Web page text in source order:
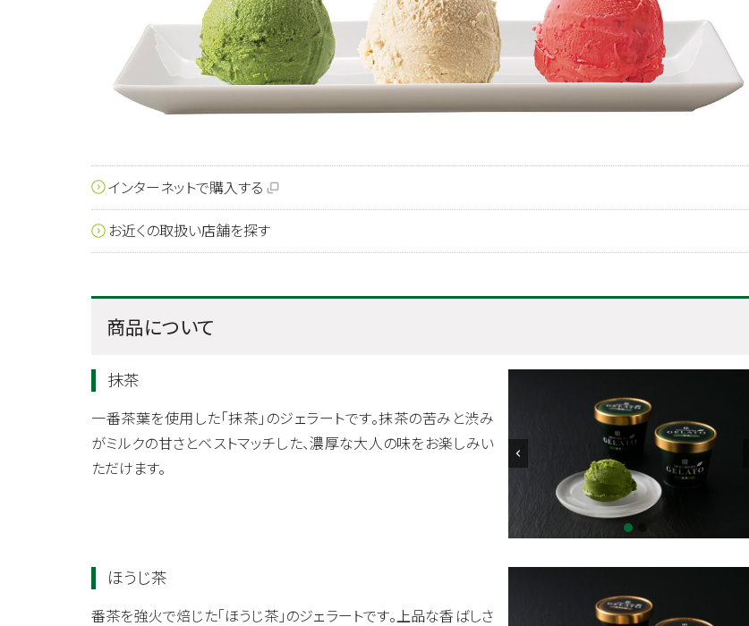
インターネットで購入する
お近くの取扱い店舗を探す
商品について
抹茶
一番茶葉を使用した「抹茶」のジェラートです。抹茶の苦みと渋み
がミルクの甘さとベストマッチした、濃厚な大人の味をお楽しみい
ただけます。
ほうじ茶
番茶を強火で焙じた「ほうじ茶」のジェラートです。上品な香ばしさ